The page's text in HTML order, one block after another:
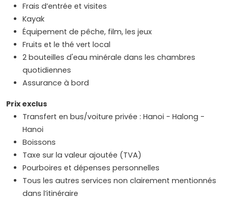
Frais d’entrée et visites
Kayak
Équipement de pêche, film, les jeux
Fruits et le thé vert local
2 bouteilles d'eau minérale dans les chambres
quotidiennes
Assurance à bord
Prix exclus
Transfert en bus/voiture privée : Hanoi - Halong -
Hanoi
Boissons
Taxe sur la valeur ajoutée (TVA)
Pourboires et dépenses personnelles
Tous les autres services non clairement mentionnés
dans l’itinéraire